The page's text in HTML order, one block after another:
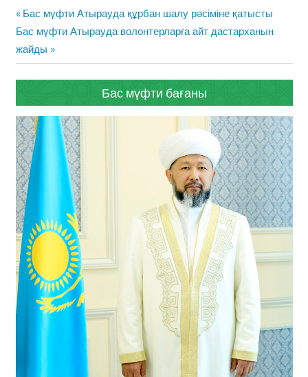
Жазба
навигациясы
Previous
Post:
Бас мүфти Атырауда құрбан шалу рәсіміне қатысты
Next
Post:
Бас мүфти Атырауда волонтерларға айт дастарханын
жайды
Бас мүфти бағаны